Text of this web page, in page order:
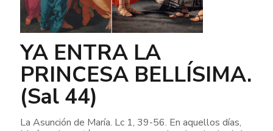
YA ENTRA LA
PRINCESA BELLÍSIMA.
(Sal 44)
La Asunción de María. Lc 1, 39-56. En aquellos días,